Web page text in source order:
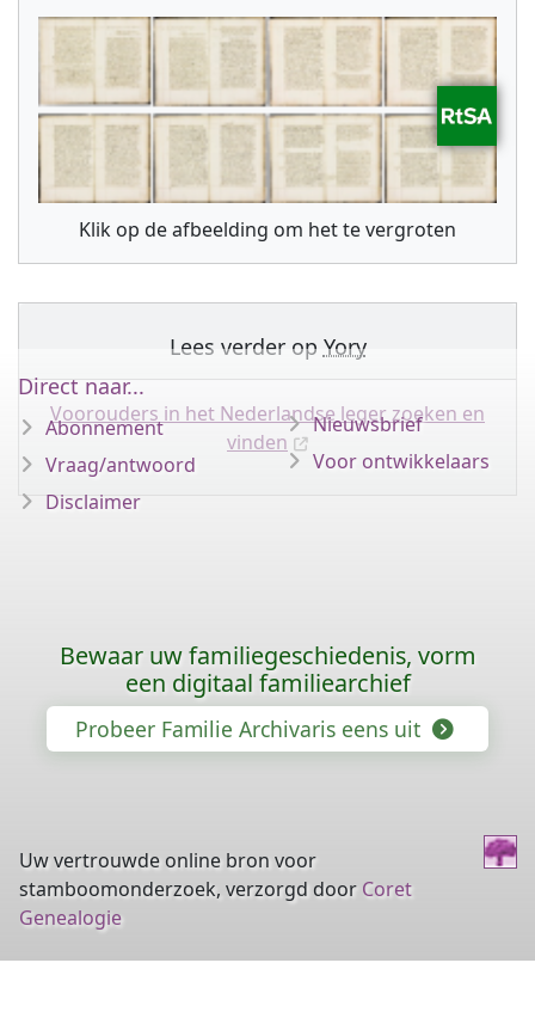
Klik op de afbeelding om het te vergroten
Lees verder op Yory
Voorouders in het Nederlandse leger zoeken en
vinden
Direct naar...
Abonnement
Vraag/antwoord
Disclaimer
Nieuwsbrief
Voor ontwikkelaars
Bewaar uw familiegeschiedenis, vorm
een digitaal familiearchief
Probeer Familie Archivaris eens uit
Uw vertrouwde online bron voor
stamboomonderzoek, verzorgd door Coret
Genealogie